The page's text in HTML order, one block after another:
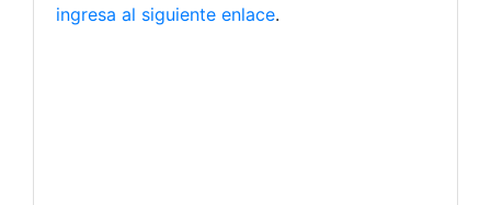
ingresa al siguiente enlace.